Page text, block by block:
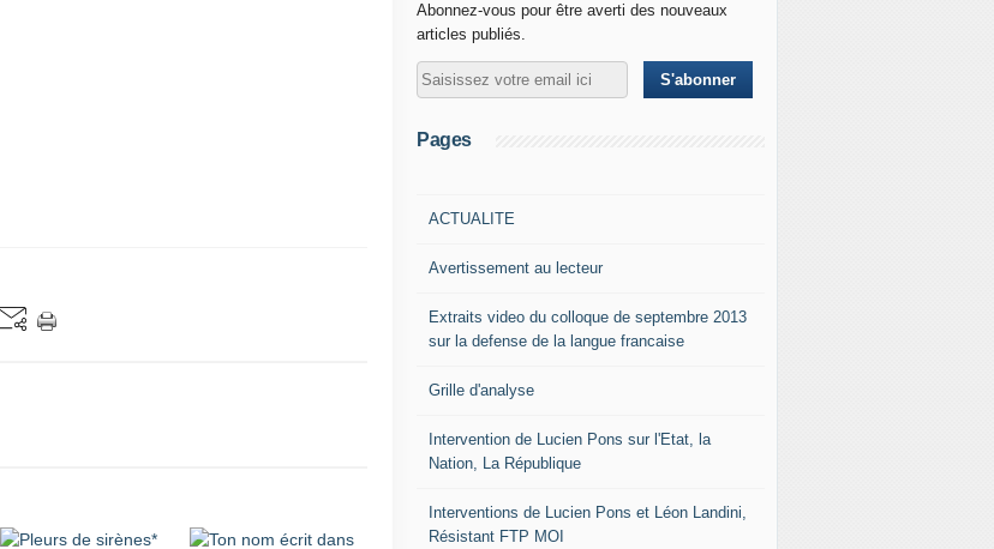
Abonnez-vous pour être averti des nouveaux
articles publiés.
Pages
ACTUALITE
Avertissement au lecteur
Extraits video du colloque de septembre 2013
sur la defense de la langue francaise
Grille d'analyse
Intervention de Lucien Pons sur l'Etat, la
Nation, La République
Interventions de Lucien Pons et Léon Landini,
Résistant FTP MOI